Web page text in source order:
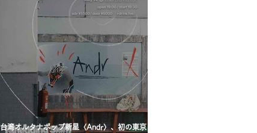
台湾オルタナポップ新星〈Andr〉、初の東京